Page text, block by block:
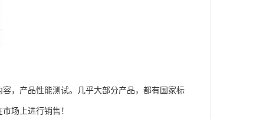
，产品性能测试。几乎大部分产品，都有国家标
场上进行销售！